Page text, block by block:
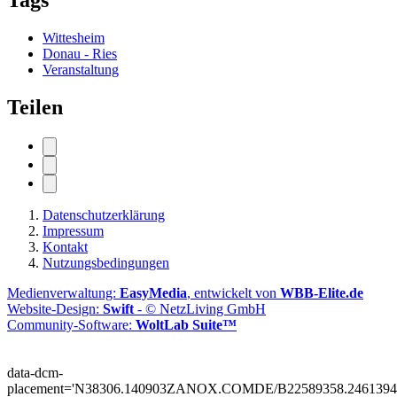
Wittesheim
Donau - Ries
Veranstaltung
Teilen
Datenschutzerklärung
Impressum
Kontakt
Nutzungsbedingungen
Medienverwaltung: EasyMedia, entwickelt von WBB-Elite.de
Website-Design: Swift - © NetzLiving GmbH
Community-Software: WoltLab Suite™
data-dcm-
placement='N38306.140903ZANOX.COMDE/